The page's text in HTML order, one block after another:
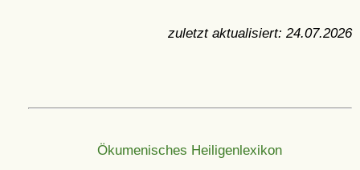
zuletzt aktualisiert: 24.07.2026
Ökumenisches Heiligenlexikon